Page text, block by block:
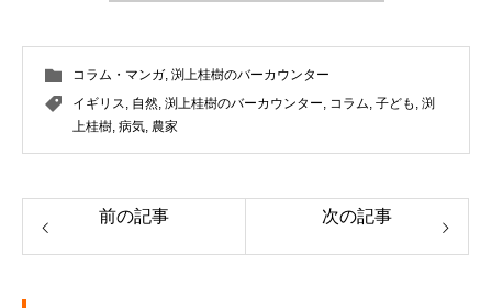
コラム・マンガ, 渕上桂樹のバーカウンター
イギリス, 自然, 渕上桂樹のバーカウンター, コラム, 子ども , 渕
上桂樹, 病気, 農家
前の記事 次の記事